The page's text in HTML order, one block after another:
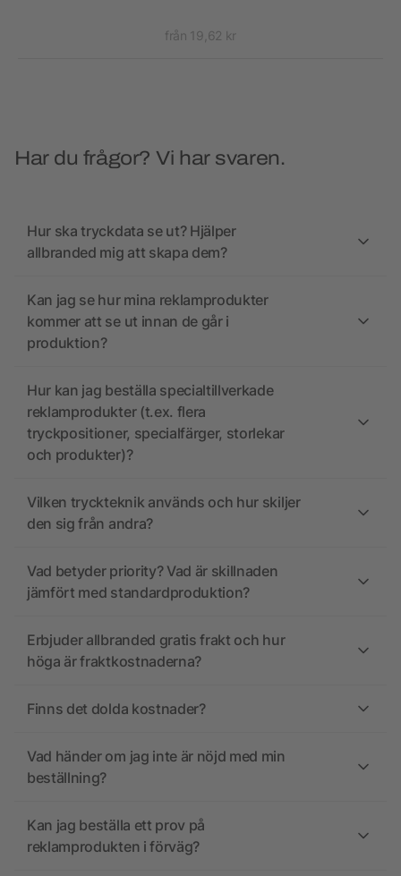
från 19,62 kr
Har du frågor? Vi har svaren.
Hur ska tryckdata se ut? Hjälper
allbranded mig att skapa dem?
Kan jag se hur mina reklamprodukter
kommer att se ut innan de går i
produktion?
Hur kan jag beställa specialtillverkade
reklamprodukter (t.ex. flera
tryckpositioner, specialfärger, storlekar
och produkter)?
Vilken tryckteknik används och hur skiljer
den sig från andra?
Vad betyder priority? Vad är skillnaden
jämfört med standardproduktion?
Erbjuder allbranded gratis frakt och hur
höga är fraktkostnaderna?
Finns det dolda kostnader?
Vad händer om jag inte är nöjd med min
beställning?
Kan jag beställa ett prov på
reklamprodukten i förväg?